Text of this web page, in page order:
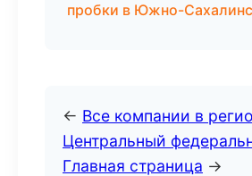
пробки в Южно-
← Все компании в
Центральный
Главная страница →